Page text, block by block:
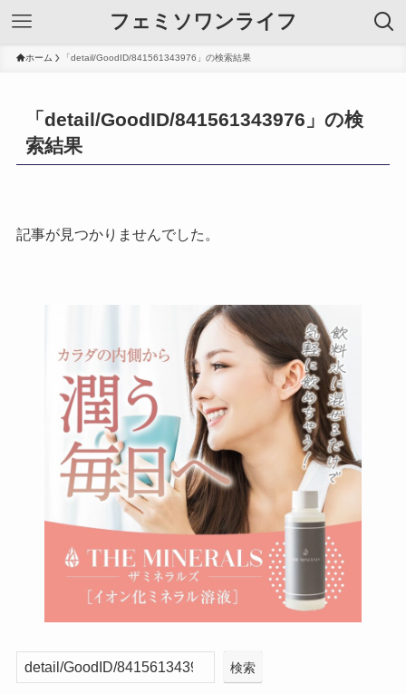
フェミソワンライフ
ホーム 「detail/GoodID/841561343976」の検索結果
「detail/GoodID/841561343976」の検
索結果
記事が見つかりませんでした。
検索